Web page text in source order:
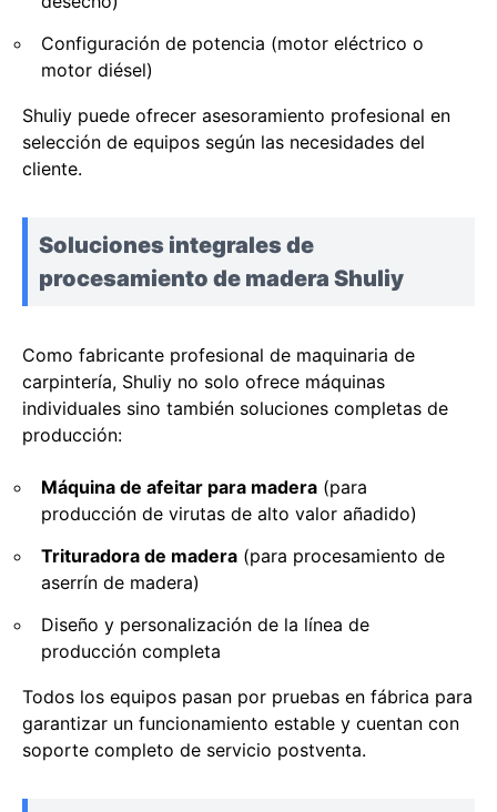
Configuración de potencia (motor eléctrico o
motor diésel)
Shuliy puede ofrecer asesoramiento profesional en
selección de equipos según las necesidades del
cliente.
Soluciones integrales de
procesamiento de madera Shuliy
Como fabricante profesional de maquinaria de
carpintería, Shuliy no solo ofrece máquinas
individuales sino también soluciones completas de
producción:
Máquina de afeitar para madera (para
producción de virutas de alto valor añadido)
Trituradora de madera (para procesamiento de
aserrín de madera)
Diseño y personalización de la línea de
producción completa
Todos los equipos pasan por pruebas en fábrica para
garantizar un funcionamiento estable y cuentan con
soporte completo de servicio postventa.